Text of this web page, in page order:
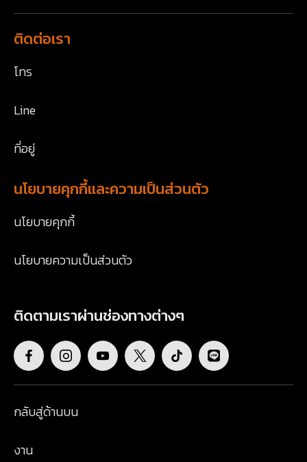
ติดต่อเรา
โทร
Line
ที่อยู่
นโยบายคุกกี้และความเป็นส่วนตัว
นโยบายคุกกี้
นโยบายความเป็นส่วนตัว
ติดตามเราผ่านช่องทางต่างๆ
กลับสู่ด้านบน
งาน